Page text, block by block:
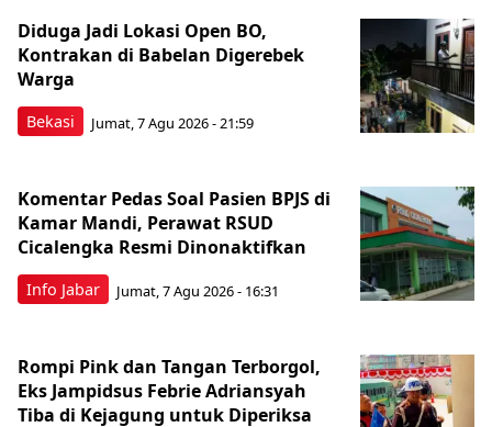
Bekasi
Diduga Jadi Lokasi Open BO,
Kontrakan di Babelan Digerebek
Warga
Jumat, 7 Agu 2026 - 21:59
Info Jabar
Komentar Pedas Soal Pasien BPJS di
Kamar Mandi, Perawat RSUD
Cicalengka Resmi Dinonaktifkan
Jumat, 7 Agu 2026 - 16:31
Rompi Pink dan Tangan Terborgol,
Eks Jampidsus Febrie Adriansyah
Tiba di Kejagung untuk Diperiksa